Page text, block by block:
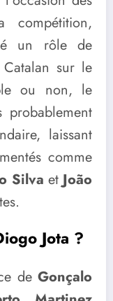
un rôle de
Catalan sur le
ou non, le
laissant
comme
Silva etJoão
Jota ?
deGonçalo